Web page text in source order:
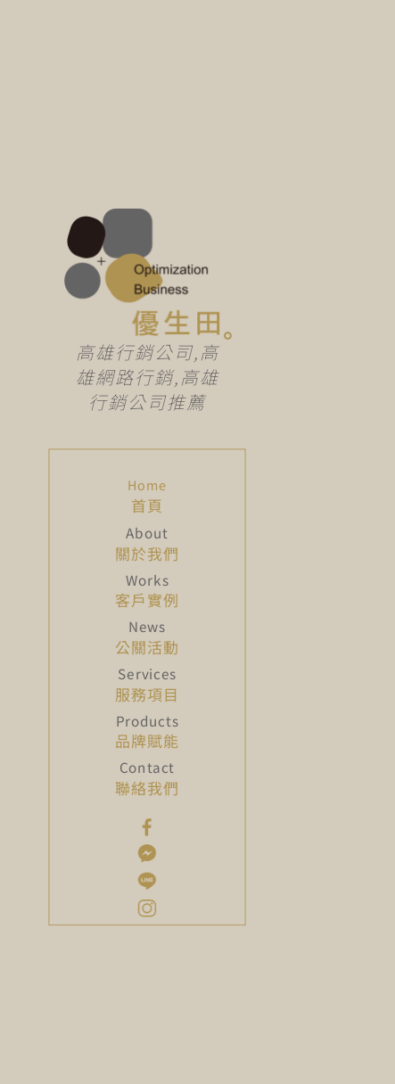
高雄行銷公司,高
雄網路行銷,高雄
行銷公司推薦
首頁
關於我們
客戶實例
公關活動
服務項目
品牌賦能
聯絡我們